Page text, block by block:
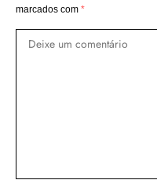
marcados com *